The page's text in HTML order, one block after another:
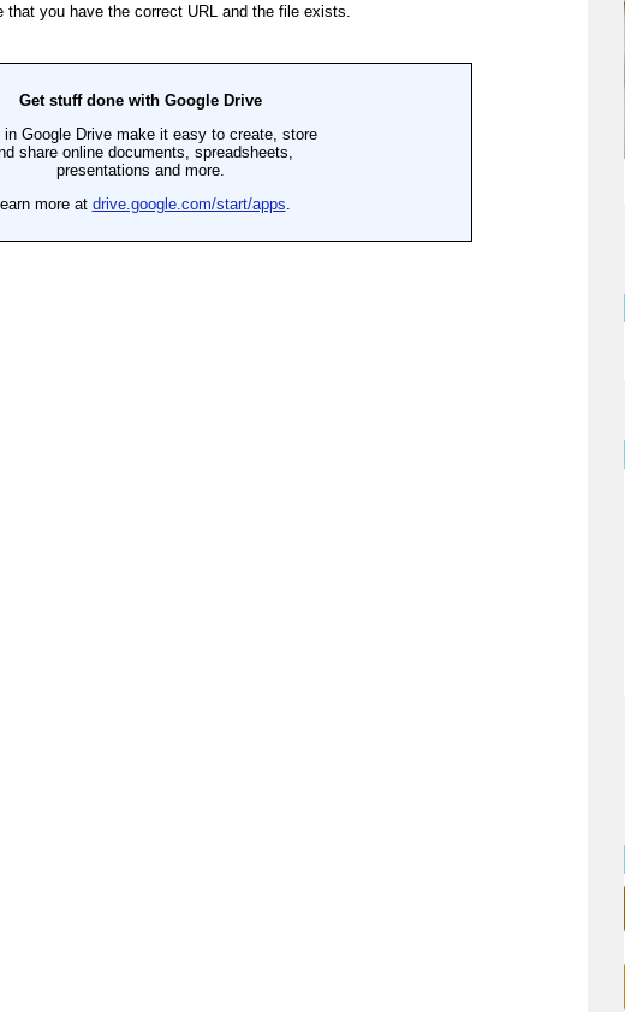
รูจักษ์กฤษฎ์ สุดานิช คุณครูศศิประภา สุดานิช คุณครู